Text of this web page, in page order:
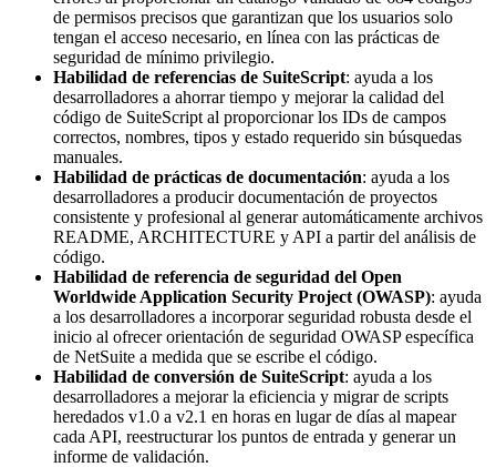
de permisos precisos que garantizan que los usuarios solo
tengan el acceso necesario, en línea con las prácticas de
seguridad de mínimo privilegio.
Habilidad de referencias de SuiteScript: ayuda a los
desarrolladores a ahorrar tiempo y mejorar la calidad del
código de SuiteScript al proporcionar los IDs de campos
correctos, nombres, tipos y estado requerido sin búsquedas
manuales.
Habilidad de prácticas de documentación: ayuda a los
desarrolladores a producir documentación de proyectos
consistente y profesional al generar automáticamente archivos
README, ARCHITECTURE y API a partir del análisis de
código.
Habilidad de referencia de seguridad del Open
Worldwide Application Security Project (OWASP): ayuda
a los desarrolladores a incorporar seguridad robusta desde el
inicio al ofrecer orientación de seguridad OWASP específica
de NetSuite a medida que se escribe el código.
Habilidad de conversión de SuiteScript: ayuda a los
desarrolladores a mejorar la eficiencia y migrar de scripts
heredados v1.0 a v2.1 en horas en lugar de días al mapear
cada API, reestructurar los puntos de entrada y generar un
informe de validación.